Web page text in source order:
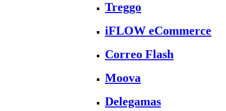
Treggo
iFLOW eCommerce
Correo Flash
Moova
Delegamas